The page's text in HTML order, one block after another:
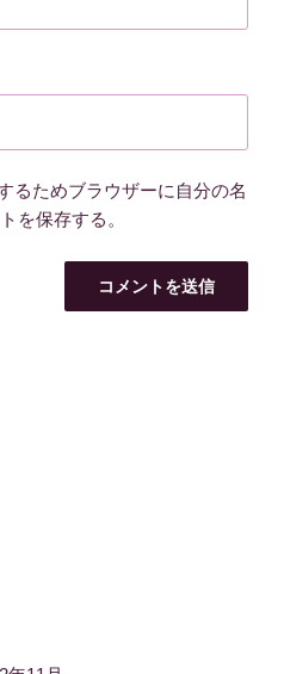
るためブラウザーに自分の名
を保存する。